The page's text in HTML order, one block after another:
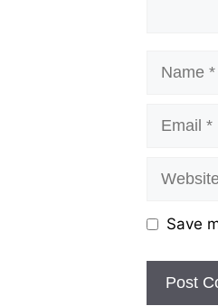
Name
Email
Website
Save